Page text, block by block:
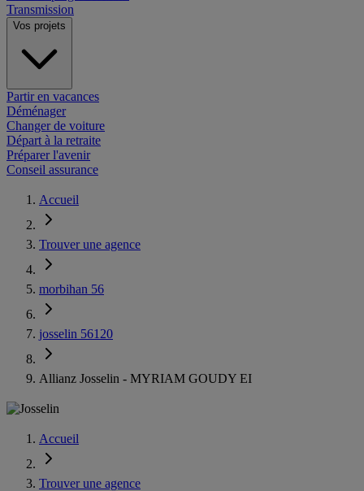
Transmission
Vos projets
Partir en vacances
Déménager
Changer de voiture
Départ à la retraite
Préparer l'avenir
Conseil assurance
Accueil
Trouver une agence
morbihan 56
josselin 56120
Allianz Josselin - MYRIAM GOUDY EI
Accueil
Trouver une agence